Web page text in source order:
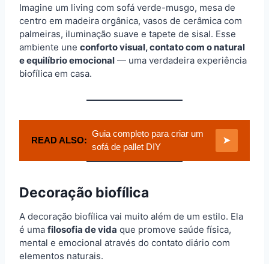
Imagine um living com sofá verde-musgo, mesa de
centro em madeira orgânica, vasos de cerâmica com
palmeiras, iluminação suave e tapete de sisal. Esse
ambiente une conforto visual, contato com o natural
e equilíbrio emocional — uma verdadeira experiência
biofílica em casa.
READ ALSO:
Guia completo para criar um
sofá de pallet DIY
➤
Decoração biofílica
A decoração biofílica vai muito além de um estilo. Ela
é uma filosofia de vida que promove saúde física,
mental e emocional através do contato diário com
elementos naturais.